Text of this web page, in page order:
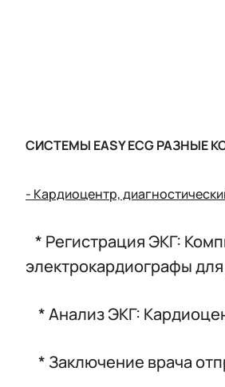
СИСТЕМЫ EASY ECGРАЗНЫЕ
- Кардиоцентр,
* Регистрация ЭКГ:
электрокардиографы
* Анализ ЭКГ:
* Заключение врача